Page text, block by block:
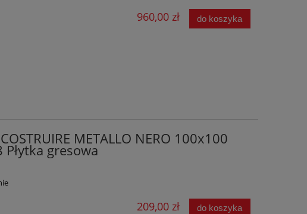
960,00 zł do koszyka
METALLO NERO 100x100
Płytka gresowa
209,00 zł do koszyka